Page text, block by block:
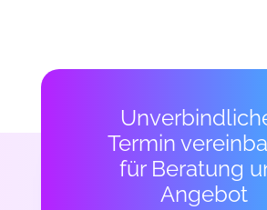
Termin
für Beratung
Angebot